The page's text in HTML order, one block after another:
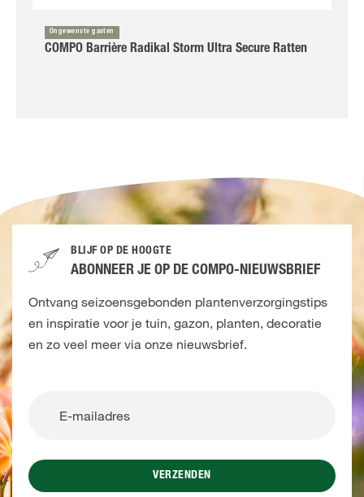
Ongewenste gasten
COMPO Barrière Radikal Storm Ultra Secure Ratten
BLIJF OP DE HOOGTE
ABONNEER JE OP DE COMPO-NIEUWSBRIEF
Ontvang seizoensgebonden plantenverzorgingstips
en inspiratie voor je tuin, gazon, planten, decoratie
en zo veel meer via onze nieuwsbrief.
VERZENDEN